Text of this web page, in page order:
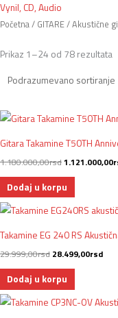
Vynil, CD, Audio
Početna/ GITARE/Akustične
Prikaz 1–24 od 78 rezultata
Gitara Takamine T50TH
1.180.000,00rsd
Originalna
cena
je
bila:
1.121.000,00
Dodaj u korpu
Takamine EG 240 RS
29.999,00rsd
Originalna
cena
je
bila:
29.999,00rsd.
28.499,00rsd
je:
Dodaj u korpu